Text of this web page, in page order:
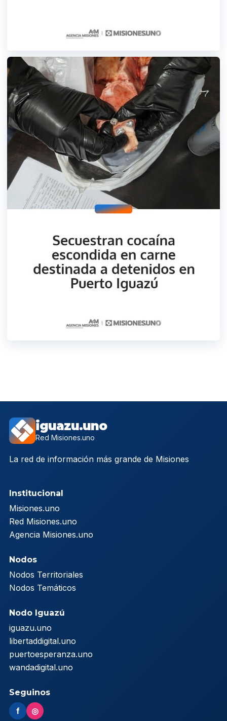
iguazu.uno
Red Misiones.uno
La red de información más grande de Misiones
Institucional
Misiones.uno
Red Misiones.uno
Agencia Misiones.uno
Nodos
Nodos Territoriales
Nodos Temáticos
Nodo Iguazú
iguazu.uno
libertaddigital.uno
puertoesperanza.uno
wandadigital.uno
Seguinos
f ◎